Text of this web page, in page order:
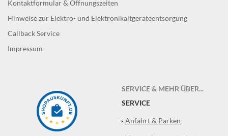
Kontaktformular & Öffnungszeiten
Hinweise zur Elektro- und Elektronikaltgeräteentsorgung
Callback Service
Impressum
SERVICE & MEHR ÜBER...
SERVICE
Anfahrt & Parken